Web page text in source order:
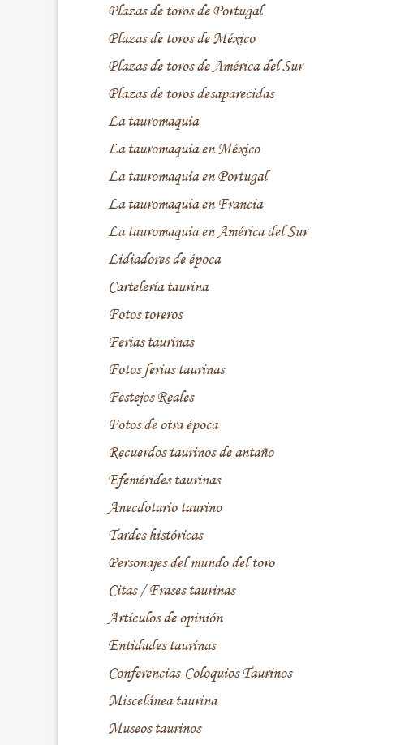
Plazas de toros de Portugal
Plazas de toros de México
Plazas de toros de América del Sur
Plazas de toros desaparecidas
La tauromaquia
La tauromaquia en México
La tauromaquia en Portugal
La tauromaquia en Francia
La tauromaquia en América del Sur
Lidiadores de época
Cartelería taurina
Fotos toreros
Ferias taurinas
Fotos ferias taurinas
Festejos Reales
Fotos de otra época
Recuerdos taurinos de antaño
Efemérides taurinas
Anecdotario taurino
Tardes históricas
Personajes del mundo del toro
Citas / Frases taurinas
Artículos de opinión
Entidades taurinas
Conferencias-Coloquios Taurinos
Miscelánea taurina
Museos taurinos